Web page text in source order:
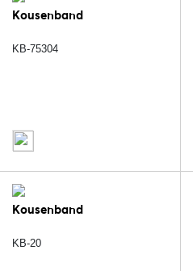
Kousenband
KB-75304
Kousenband
KB-20